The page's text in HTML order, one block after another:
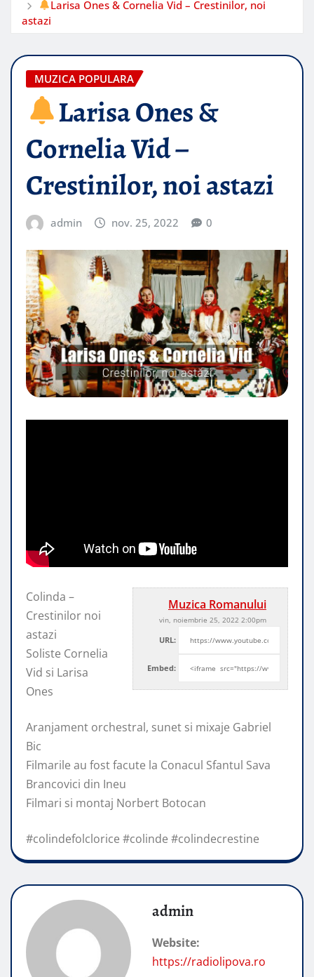
Larisa Ones & Cornelia Vid – Crestinilor, noi
astazi
MUZICA POPULARA
Larisa Ones &
Cornelia Vid –
Crestinilor, noi astazi
admin nov. 25, 2022 0
Muzica Romanului
vin, noiembrie 25, 2022 2:00pm
URL:
Embed:
Colinda –
Crestinilor noi
astazi
Soliste Cornelia
Vid si Larisa
Ones
Aranjament orchestral, sunet si mixaje Gabriel
Bic
Filmarile au fostfacute la Conacul Sfantul Sava
Brancovici din Ineu
Filmari si montaj Norbert Botocan
#colindefolclorice #colinde #colindecrestine
admin
Website:
https://radiolipova.ro